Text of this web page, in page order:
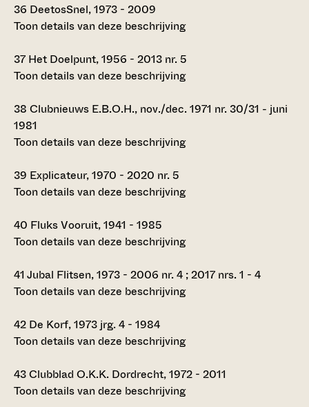
36 DeetosSnel, 1973 - 2009
Toon details van deze beschrijving
37 Het Doelpunt, 1956 - 2013 nr. 5
Toon details van deze beschrijving
38 Clubnieuws E.B.O.H., nov./dec. 1971 nr. 30/31 - juni
1981
Toon details van deze beschrijving
39 Explicateur, 1970 - 2020 nr. 5
Toon details van deze beschrijving
40 Fluks Vooruit, 1941 - 1985
Toon details van deze beschrijving
41 Jubal Flitsen, 1973 - 2006 nr. 4 ; 2017 nrs. 1 - 4
Toon details van deze beschrijving
42 De Korf, 1973 jrg. 4 - 1984
Toon details van deze beschrijving
43Clubblad O.K.K. Dordrecht, 1972 - 2011
Toon details van deze beschrijving